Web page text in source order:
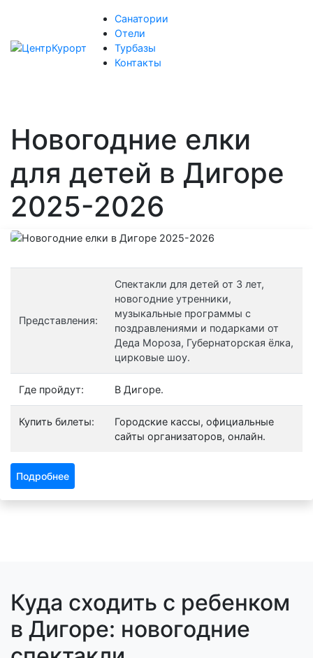
Санатории
Отели
Турбазы
Контакты
Новогодние елки
для детей в Дигоре
2025-2026
Представления:
Спектакли для детей от 3 лет,
новогодние утренники,
музыкальные программы с
поздравлениями и подарками от
Деда Мороза, Губернаторская ёлка,
цирковые шоу.
Где пройдут: В Дигоре.
Купить билеты:
Городские кассы, официальные
сайты организаторов, онлайн.
Подробнее
Куда сходить с ребенком
в Дигоре: новогодние